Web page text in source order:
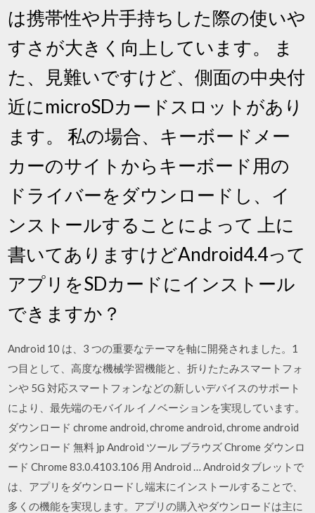
は携帯性や片手持ちした際の使いや
すさが大きく向上しています。 ま
た、見難いですけど、側面の中央付
近にmicroSDカードスロットがあり
ます。 私の場合、キーボードメー
カーのサイトからキーボード用の
ドライバーをダウンロードし、イ
ンストールすることによって 上に
書いてありますけどAndroid4.4って
アプリをSDカードにインストール
できますか？
Android 10 は、3 つの重要なテーマを軸に開発されました。1
つ目として、高度な機械学習機能と、折りたたみスマートフォ
ンや 5G 対応スマートフォンなどの新しいデバイスのサポート
により、最先端のモバイル イノベーションを実現しています。
ダウンロード chrome android, chrome android, chrome android
ダウンロード 無料 jp Android ツール ブラウズ Chrome ダウンロ
ード Chrome 83.0.4103.106 用 Android … Androidタブレットで
は、アプリをダウンロードし端末にインストールすることで、
多くの機能を実現します。アプリの購入やダウンロードは主に